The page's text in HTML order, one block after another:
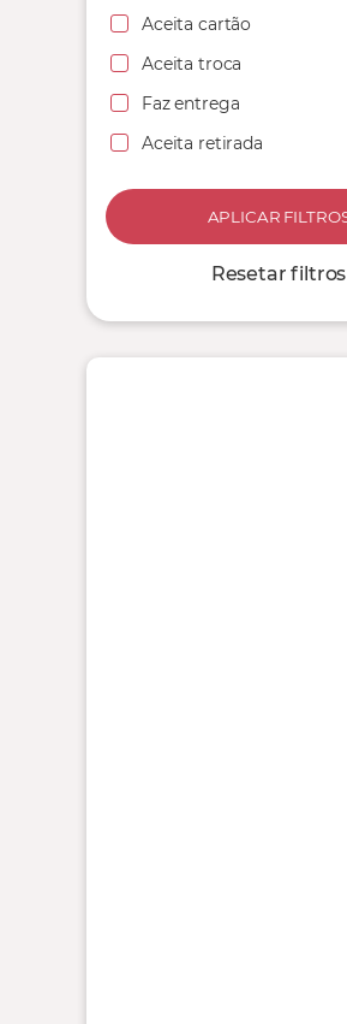
Aceita cartão
Aceita troca
Faz entrega
Aceita retirada
Resetar filtros